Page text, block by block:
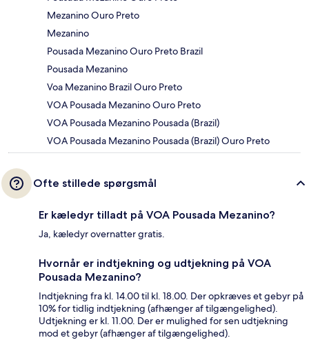
Mezanino Ouro Preto
Mezanino
Pousada Mezanino Ouro Preto Brazil
Pousada Mezanino
Voa Mezanino Brazil Ouro Preto
VOA Pousada Mezanino Ouro Preto
VOA Pousada Mezanino Pousada (Brazil)
VOA Pousada Mezanino Pousada (Brazil) Ouro Preto
Ofte stillede spørgsmål
Er kæledyr tilladt på VOA Pousada Mezanino?
Ja, kæledyr overnatter gratis.
Hvornår er indtjekning og udtjekning på VOA
Pousada Mezanino?
Indtjekning fra kl. 14.00 til kl. 18.00. Der opkræves et gebyr på
10% for tidlig indtjekning (afhænger af tilgængelighed).
Udtjekning er kl. 11.00. Der er mulighed for sen udtjekning
mod et gebyr (afhænger af tilgængelighed).